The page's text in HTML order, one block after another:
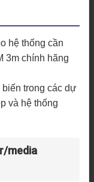
hệ thống cần
3m chính hãng
trong các dự
và hệ thống
media